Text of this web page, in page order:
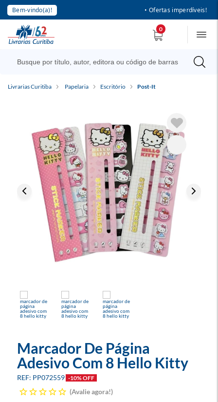
Bem-vindo(a)! • Ofertas imperdíveis!
0
Livrarias Curitiba Papelaria Escritório Post-It
Marcador De Página
Adesivo Com 8 Hello Kitty
PP072559 -10% OFF
Avalie agora!